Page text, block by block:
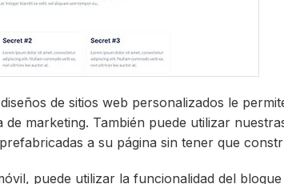
de sitios web personalizados le
marketing. También puede utilizar
a su página sin tener que
puede utilizar la funcionalidad del